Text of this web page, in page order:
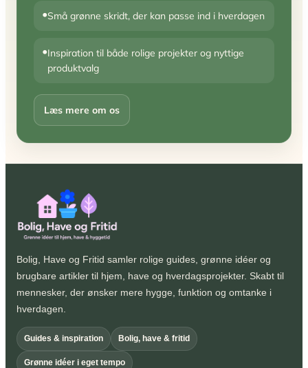
•Små grønne skridt, der kan passe ind i hverdagen
•Inspiration til både rolige projekter og nyttige
produktvalg
Læs mere om os
Bolig, Have og Fritid samler rolige guides, grønne idéer og
brugbare artikler til hjem, have og hverdagsprojekter. Skabt til
mennesker, der ønsker mere hygge, funktion og omtanke i
hverdagen.
Guides & inspiration Bolig, have & fritid
Grønne idéer i eget tempo